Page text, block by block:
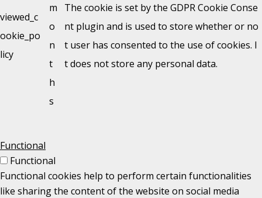
viewed_c
ookie_po
licy
m
o
n
t
h
s
The cookie is set by the GDPR Cookie Conse
nt plugin and is used to store whether or no
t user has consented to the use of cookies. I
t does not store any personal data.
Functional
Functional
Functional cookies help to perform certain functionalities
like sharing the content of the website on social media